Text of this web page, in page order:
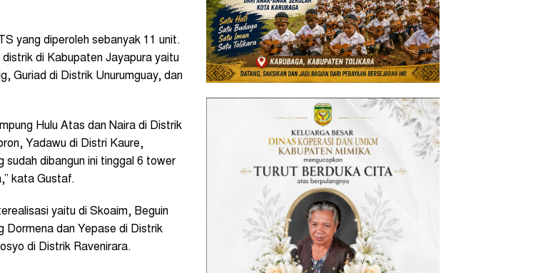
yang diperoleh sebanyak 11 unit.
di Kabupaten Jayapura yaitu
Guriad di Distrik Unurumguay, dan
Hulu Atas dan Naira di Distrik
Yadawu di Distri Kaure,
sudah dibangun ini tinggal 6 tower
kata Gustaf.
yaitu di Skoaim, Beguin
Dormena dan Yepase di Distrik
di Distrik Ravenirara.